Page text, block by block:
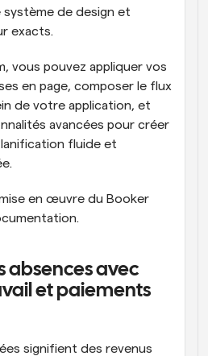
de design et
exacts.
vous pouvez appliquer vos
en page, composer le flux
de votre application, et
avancées pour créer
fluide et
en œuvre du Booker
absences avec
et paiements
signifient des revenus